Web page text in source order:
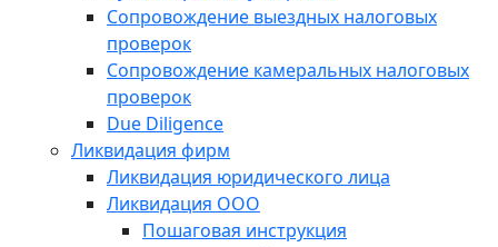
Сопровождение выездных налоговых
проверок
Сопровождение камеральных налоговых
проверок
Due Diligence
Ликвидация фирм
Ликвидация юридического лица
Ликвидация ООО
Пошаговая инструкция